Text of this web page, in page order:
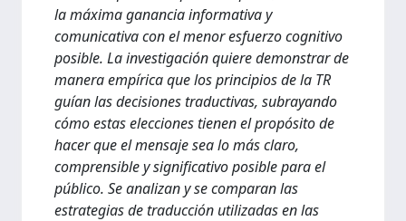
la máxima ganancia informativa y
comunicativa con el menor esfuerzo cognitivo
posible. La investigación quiere demonstrar de
manera empírica que los principios de la TR
guían las decisiones traductivas, subrayando
cómo estas elecciones tienen el propósito de
hacer que el mensaje sea lo más claro,
comprensible y significativo posible para el
público. Se analizan y se comparan las
estrategias de traducción utilizadas en las